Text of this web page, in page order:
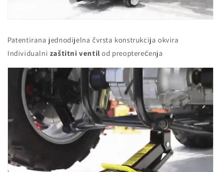
Patentirana jednodijelna čvrsta konstrukcija okvira
Individualni zaštitni ventil od preopterećenja